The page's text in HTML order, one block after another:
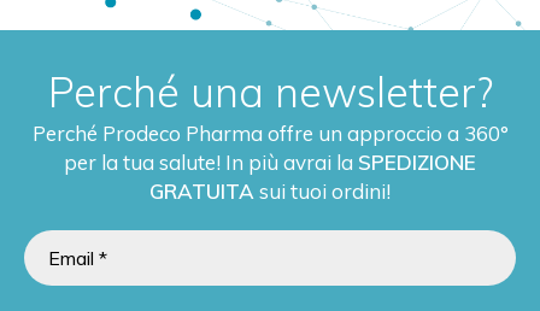
Perché una newsletter?
Perché Prodeco Pharma offre un approccio a 360°
per la tua salute! In più avrai la SPEDIZIONE
GRATUITAsui tuoi ordini!